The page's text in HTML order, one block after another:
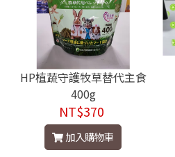
HP植蔬守護牧草替代主食
400g
NT$370
加入購物車